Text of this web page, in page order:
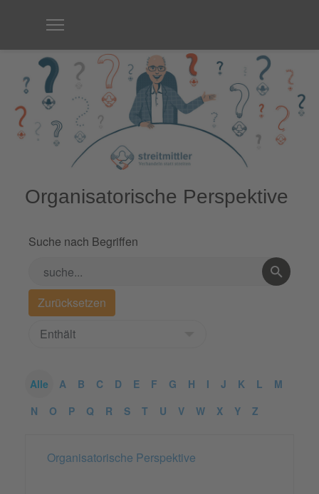
Organisatorische Perspektive
Suche nach Begriffen
Alle A B C D E F G H I J K L
M
N
O P Q R S T U V W X Y Z
Organisatorische Perspektive